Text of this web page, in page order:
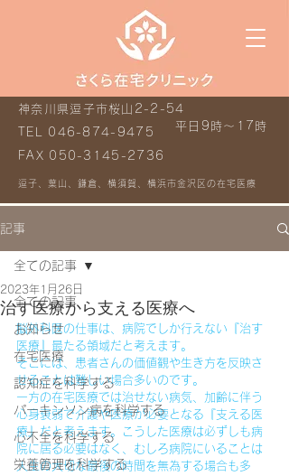
平日9時～17時
神奈川県逗子市桜山2-2-54
TEL 046-874-9475
FAX 050-3145-2736
逗子、葉山、鎌倉、横須賀、横浜市金沢区の在宅医療
記事
全ての記事
お知らせ
在宅医療
認知症を科学する
パーキンソン病を科学する
心不全を科学する
栄養管理を科学する
全ての記事
治す医療から支える医療へ
2023年1月26日
脳外科医の仕事は、病院でしか行えない『治す
医療』最たる領域だと考えます。
そこには、患者さんの価値観や生き方を反映さ
せることは難しい場合多いのです。
一方の在宅医療では治せない病気、加齢に伴う
心身衰弱で介護や医療が必要となる『支える医
療』だと考えます。こうした医療は必ずしも病
院に居る必要はなく、むしろ病院にいることは
人生の大切な最後の時間を無為する場合も多